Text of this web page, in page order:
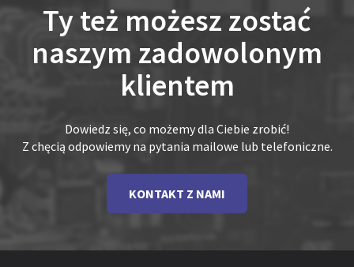
Ty też możesz zostać
naszym zadowolonym
klientem
Dowiedz się, co możemy dla Ciebie zrobić!
Z chęcią odpowiemy na pytania mailowe lub telefoniczne.
KONTAKT Z NAMI